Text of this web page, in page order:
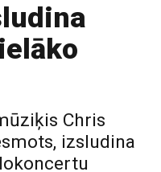
Chris
izsludina